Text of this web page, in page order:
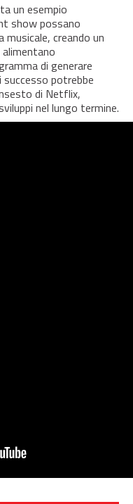
un esempio
show possano
creando un
di generare
potrebbe
di Netflix,
nel lungo termine.